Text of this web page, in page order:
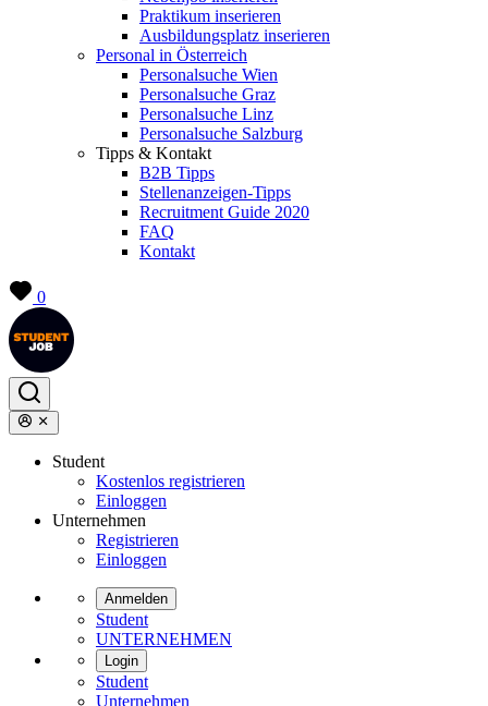
Praktikum inserieren
Ausbildungsplatz inserieren
Personal in Österreich
Personalsuche Wien
Personalsuche Graz
Personalsuche Linz
Personalsuche Salzburg
Tipps & Kontakt
B2B Tipps
Stellenanzeigen-Tipps
Recruitment Guide 2020
FAQ
Kontakt
0
Student
Kostenlos registrieren
Einloggen
Unternehmen
Registrieren
Einloggen
Anmelden
Student
UNTERNEHMEN
Login
Student
Unternehmen